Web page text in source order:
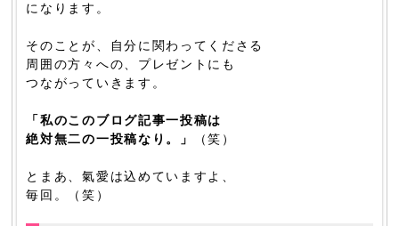
になります。
そのことが、自分に関わってくださる
周囲の方々への、プレゼントにも
つながっていきます。
「私のこのブログ記事一投稿は
絶対無二の一投稿なり。」
（笑）
とまあ、氣愛は込めていますよ、
毎回。（笑）